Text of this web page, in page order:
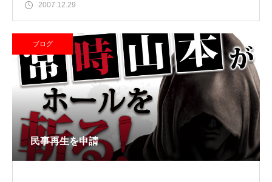
2007.12.29
ブログ
民事再生を申請